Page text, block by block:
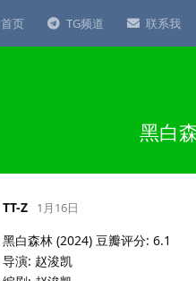
首页 TG频道 联系我
黑白
TT-Z 1月16日
黑白森林 (2024) 豆瓣评分: 6.1
导演: 赵浚凯